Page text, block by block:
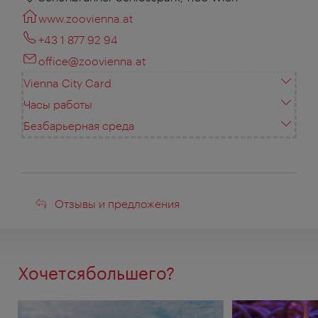
www.zoovienna.at
+43 1 877 92 94
office@zoovienna.at
Vienna City Card
Часы работы
Безбарьерная среда
Отзывы
Отзывы и предложения
Хочетсябольшего?